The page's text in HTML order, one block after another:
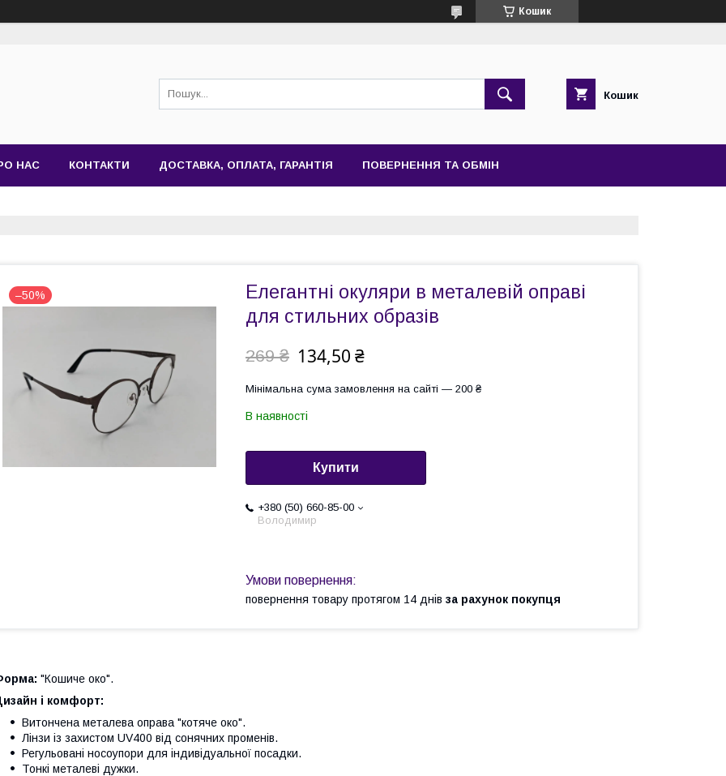
Кошик
Кошик
НАС КОНТАКТИ ДОСТАВКА, ОПЛАТА, ГАРАНТІЯ ПОВЕРНЕННЯ ТА ОБМІН
–50%
Елегантні окуляри в металевій оправі
для стильних образів
269 ₴ 134,50 ₴
Мінімальна сума замовлення на сайті — 200 ₴
В наявності
Купити
+380 (50) 660-85-00
Володимир
повернення товару протягом 14 днів за рахунок покупця
"Кошиче око".
і комфорт:
Витончена металева оправа "котяче око".
Лінзи із захистом UV400 від сонячних променів.
Регульовані носоупори для індивідуальної посадки.
Тонкі металеві дужки.